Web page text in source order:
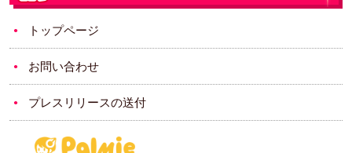
トップページ
お問い合わせ
プレスリリースの送付